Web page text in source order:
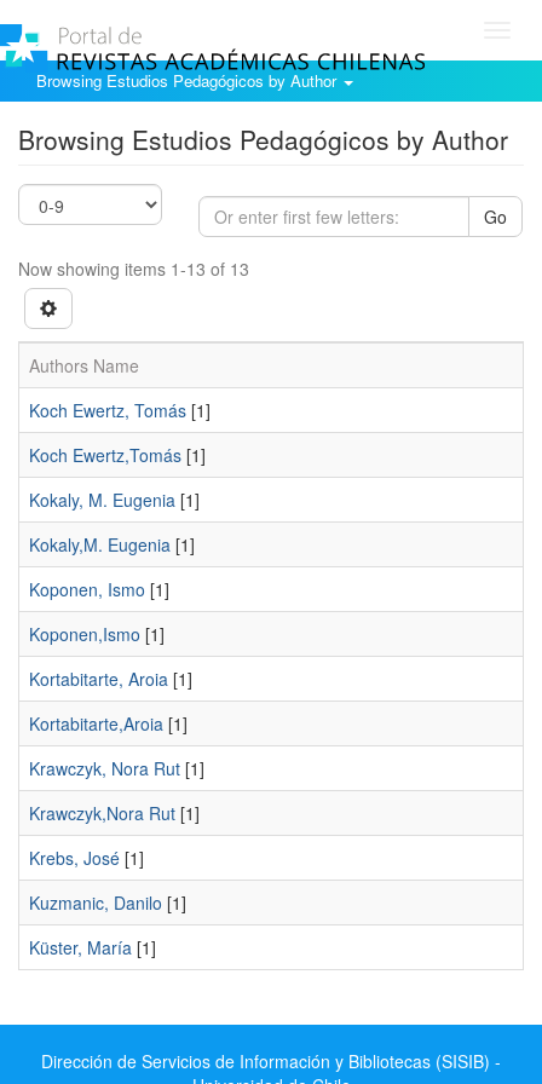
Browsing Estudios Pedagógicos by Author
Browsing Estudios Pedagógicos by Author
Go
Now showing items 1-13 of 13
Authors Name
Koch Ewertz, Tomás [1]
Koch Ewertz,Tomás [1]
Kokaly, M. Eugenia [1]
Kokaly,M. Eugenia [1]
Koponen, Ismo [1]
Koponen,Ismo [1]
Kortabitarte, Aroia [1]
Kortabitarte,Aroia [1]
Krawczyk, Nora Rut [1]
Krawczyk,Nora Rut [1]
Krebs, José [1]
Kuzmanic, Danilo [1]
Küster, María [1]
Dirección de Servicios de Información y Bibliotecas (SISIB) -